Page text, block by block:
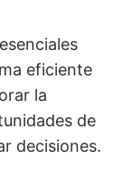
eficiente
la
de
decisiones.